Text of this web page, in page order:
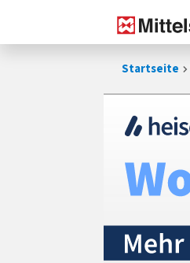
Startseite